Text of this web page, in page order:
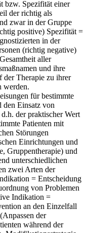
bzw. Spezifität einer
der richtig als
zwar in der Gruppe
positive) Spezifität =
in der
(richtig negative)
aller
und ihre
Therapie zu ihrer
werden.
für bestimmte
den Einsatz von
der praktischer Wert
Patienten mit
Störungen
Einrichtungen und
Gruppentherapie) und
unterschiedlichen
zwei Arten der
= Entscheidung
von Problemen
Indikation =
an den Einzelfall
der
während der